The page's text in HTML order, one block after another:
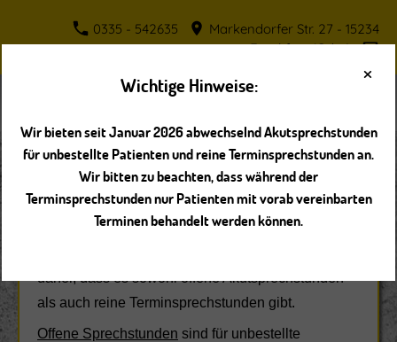
0335 - 542635
Markendorfer Str. 27 - 15234
Frankfurt (Oder)
Navigation einblenden
Unsere Sprechzeiten
Seit dem 01.01.2026 haben wir erstmalig unsere
daher, dass es sowohl offene Akutsprechstunden
als auch reine Terminsprechstunden gibt.
Offene Sprechstunden sind für unbestellte
×
Wichtige Hinweise:
Wir bieten seit Januar 2026 abwechselnd Akutsprechstunden
für unbestellte Patienten und reine Terminsprechstunden an.
Wir bitten zu beachten, dass während der
Terminsprechstunden nur Patienten mit vorab vereinbarten
Terminen behandelt werden können.